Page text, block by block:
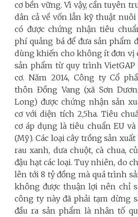
cơ bền vững. Vì vậy, cần tuyên
dân cả về vốn lẫn kỹ thuật
có được chứng nhận tiêu
phí quảng bá để đưa sản phẩm
dùng khiến cho không ít đơn vị
sản phẩm từ quy trình
cơ. Năm 2014, Công ty Cổ
thôn Đồng Vang (xã Sơn
Long) được chứng nhận sản
cơ với diện tích 2,5ha. Tiêu
cơ áp dụng là tiêu chuẩn EU và
(Mỹ). Các loại cây trồng sản
rau xanh, dưa chuột, cà chua,
đậu hạt các loại. Tuy nhiên, do
lên tới 8 tỷ đồng mà quá trình
không được thuận lợi nên chỉ
công ty này đã phải tạm dừng
đầu ra sản phẩm là nhân tố